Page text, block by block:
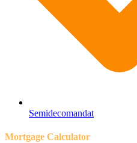
Semidecomandat
Mortgage Calculator